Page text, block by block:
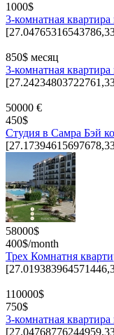
1000$
3-комнатная
850$ месяц
3-комнатная
50000 €
450$
Студия в Самра Бэй
58000$
400$/month
Трех Комнатня
110000$
750$
3-комнатная